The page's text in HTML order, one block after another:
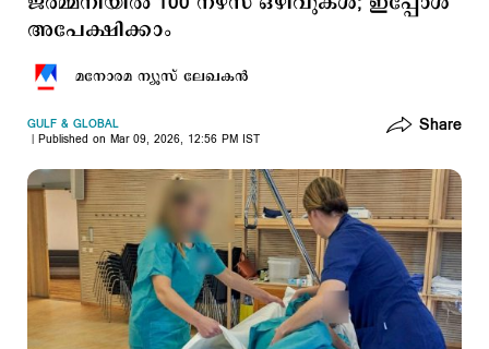
അപേക്ഷിക്കാം
മനോരമ ന്യൂസ് ലേഖകന്‍
GULF & GLOBAL
Published on Mar 09, 2026, 12:56 PM IST
Share